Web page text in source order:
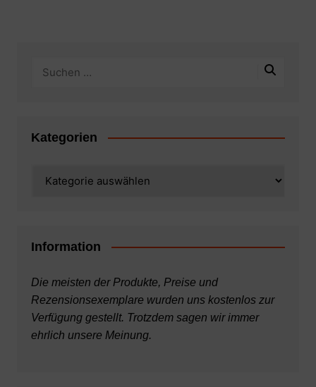
Kategorien
Information
Die meisten der Produkte, Preise und
Rezensionsexemplare wurden uns kostenlos zur
Verfügung gestellt. Trotzdem sagen wir immer
ehrlich unsere Meinung.